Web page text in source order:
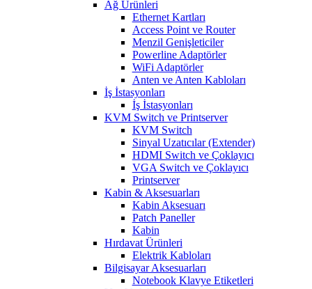
Ağ Ürünleri
Ethernet Kartları
Access Point ve Router
Menzil Genişleticiler
Powerline Adaptörler
WiFi Adaptörler
Anten ve Anten Kabloları
İş İstasyonları
İş İstasyonları
KVM Switch ve Printserver
KVM Switch
Sinyal Uzatıcılar (Extender)
HDMI Switch ve Çoklayıcı
VGA Switch ve Çoklayıcı
Printserver
Kabin & Aksesuarları
Kabin Aksesuarı
Patch Paneller
Kabin
Hırdavat Ürünleri
Elektrik Kabloları
Bilgisayar Aksesuarları
Notebook Klavye Etiketleri